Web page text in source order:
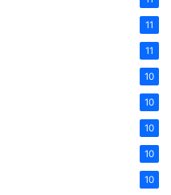
11
11
10
10
10
10
10